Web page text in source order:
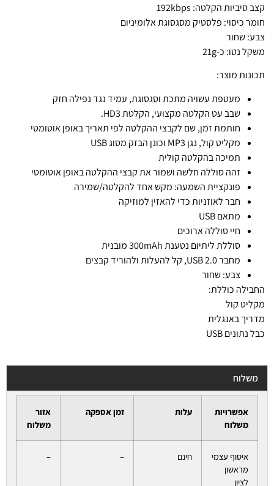
קצב סיביות הקלטה: 192kbps
חומר כיסוי: פלסטיק מסגסוגת אלומיניום
צבע: שחור
משקל נטו: כ-21g
תכונות מוצר:
מעטפת עשויה מתכת וסגסוגת, עמיד נגד נפילה חזק
שבב עט הקלטה מקצועי, הקלטת HD3.
חותמת זמן, שם לקבצי ההקלטה לפי תאריך באופן אוטומטי
מקליט קול, נגן MP3 וכונן הבזק מסוג USB
תמיכה בהקלטה קולית
זהה סוללה חלשה ושמור את קבצי ההקלטה באופן אוטומטי
פונקציית השמעה: מקש אחד להקלטה/שמירה
חבר לאוזניות כדי להאזין למוזיקה
מתאם USB
חיי סוללה ארוכים
סוללת ליתיום נטענת 300mAh מובנית
מחבר USB 2.0, קל להעלות ולהוריד קבצים
צבע: שחור
החבילה כוללת:
מקליט קול
מדריך באנגלית
כבל נתונים USB
משלוח
אפשרויות
משלוח
עלות זמן אספקה
אזור
משלוח
איסוף עצמי
מראשון
לציון
חינם –
–